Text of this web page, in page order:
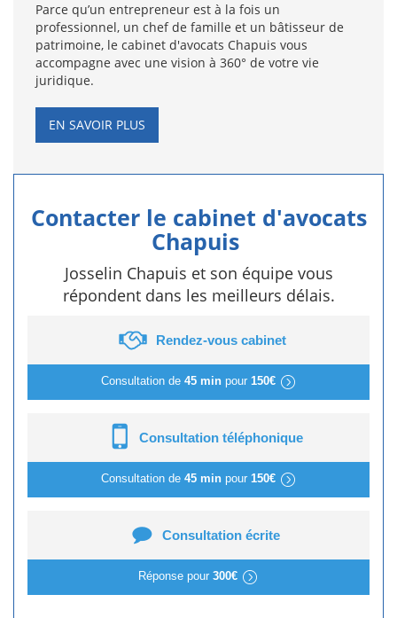
Parce qu’un entrepreneur est à la fois un
professionnel, un chef de famille et un bâtisseur de
patrimoine, le cabinet d'avocats Chapuis vous
accompagne avec une vision à 360° de votre vie
juridique.
EN SAVOIR PLUS
Contacter le cabinet d'avocats
Chapuis
Josselin Chapuis et son équipe vous
répondent dans les meilleurs délais.
Rendez-vous cabinet
Consultation de 45 minpour 150€
Consultation téléphonique
Consultation de 45 minpour 150€
Consultation écrite
Réponse pour 300€